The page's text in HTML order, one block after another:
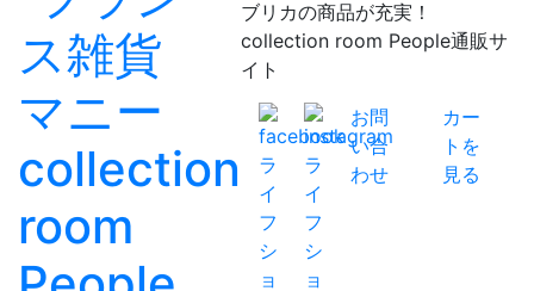
ブリカの商品が充実！
collection room People通販サ
イト
お問
い合
わせ
カー
トを
見る